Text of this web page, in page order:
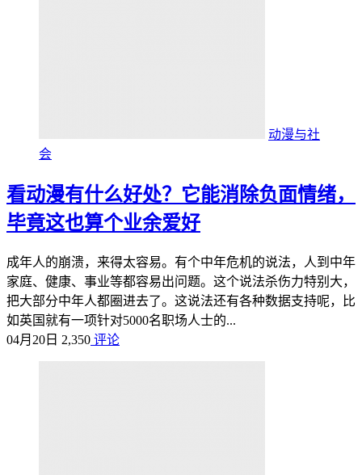
动漫与社
会
看动漫有什么好处？它能消除负面情绪，
毕竟这也算个业余爱好
成年人的崩溃，来得太容易。有个中年危机的说法，人到中年
家庭、健康、事业等都容易出问题。这个说法杀伤力特别大，
把大部分中年人都圈进去了。这说法还有各种数据支持呢，比
如英国就有一项针对5000名职场人士的...
04月20日 2,350 评论